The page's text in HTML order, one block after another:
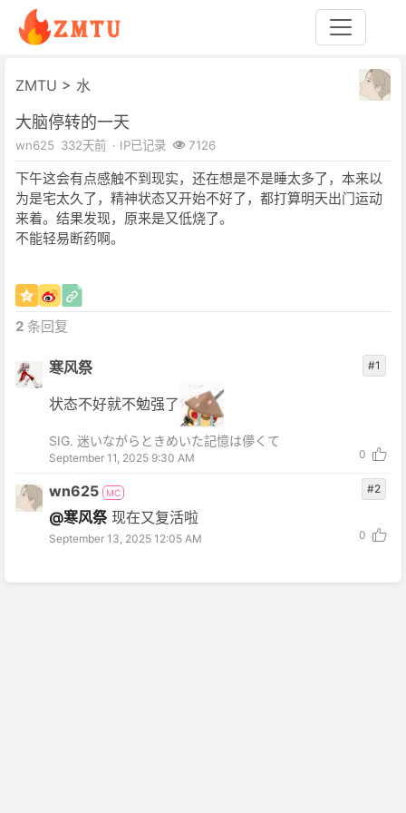
ZMTU > 水
大脑停转的一天
wn625 332天前 · IP已记录 7126
下午这会有点感触不到现实，还在想是不是睡太多了，本来以
为是宅太久了，精神状态又开始不好了，都打算明天出门运动
来着。结果发现，原来是又低烧了。
不能轻易断药啊。
2 条回复
寒风祭
状态不好就不勉强了
SIG. 迷いながらときめいた記憶は儚くて
September 11, 2025 9:30 AM
#1
0
wn625 MC
@寒风祭现在又复活啦
September 13, 2025 12:05 AM
#2
0